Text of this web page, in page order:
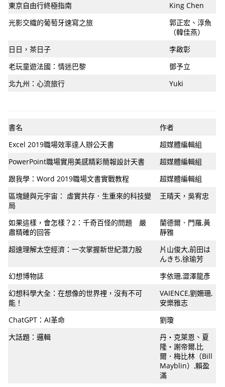
東京自由行終極指南
King Chen
光影交織的葡萄牙速寫之旅
郭正宏、淳魚
（韓佳燕）
日日，茶日子
李啟彰
老玩童遊法國：情迷巴黎
鄧予立
北九州：心流旅行
Yuki
書名
作者
Excel 2019職場效率達人辦公天書
超媒體編輯組
PowerPoint職場實用美感精彩簡報設計天書
超媒體編輯組
跟我學：Word 2019職場文書實戰教程
超媒體編輯組
區塊鏈與元宇宙： 虛實共存．生重來的科技變
局
王晴天，吳宥忠
如果這樣，會怎樣？2：千奇百怪的問題 嚴
肅精確的回答
蘭德爾．門羅,黃
靜雅
超速理解太空經濟：一次掌握新世紀潛力股
片山俊大,前田は
んきち,徐瑜芳
幻想博物誌
李依珊,澀澤龍彥
幻想科學大全：在想像的世界裡，沒有不可
能！
VAIENCE,劉姍珊,
安樂雅志
ChatGPT：AI革命
劉瓊
大話題：邏輯
丹‧克萊恩、夏
隆‧謝帝爾,比
爾．梅比林（Bill
Mayblin）,賴盈
滿